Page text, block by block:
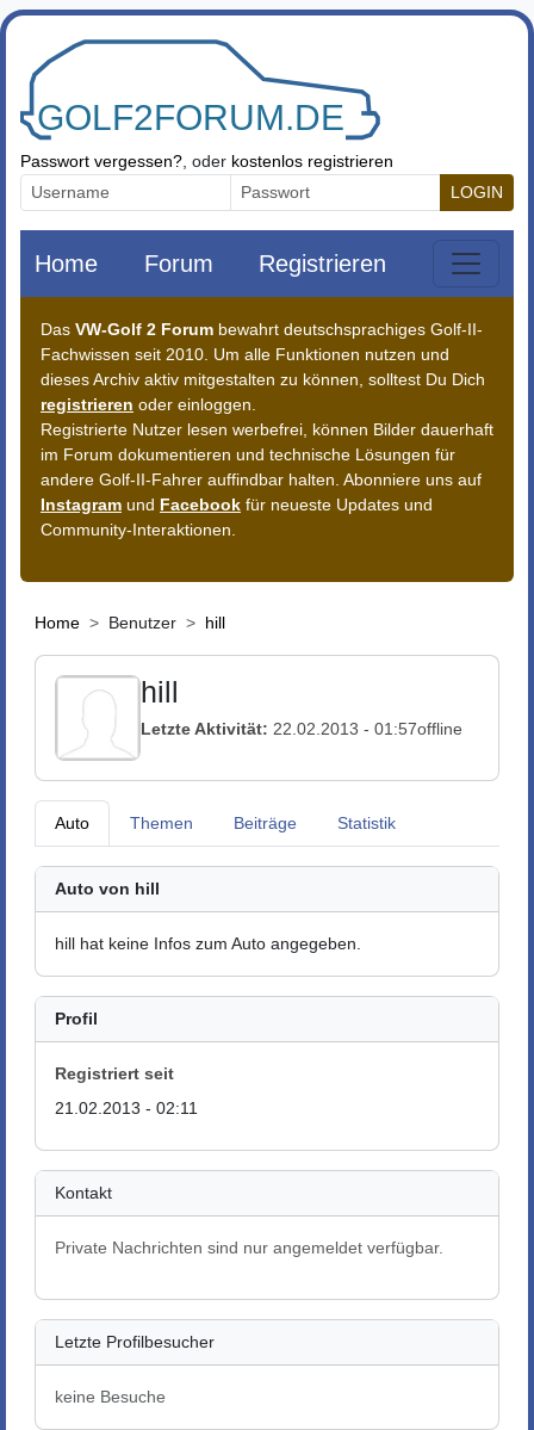
Zum Inhalt springen
Passwort vergessen? , oder kostenlos registrieren
LOGIN
Home Forum Registrieren
Das VW-Golf 2 Forum bewahrt deutschsprachiges Golf-II-
Fachwissen seit 2010. Um alle Funktionen nutzen und
dieses Archiv aktiv mitgestalten zu können, solltest Du Dich
registrieren oder einloggen.
Registrierte Nutzer lesen werbefrei, können Bilder dauerhaft
im Forum dokumentieren und technische Lösungen für
andere Golf-II-Fahrer auffindbar halten. Abonniere uns auf
Instagram und Facebook für neueste Updates und
Community-Interaktionen.
Home Benutzer hill
hill
Letzte Aktivität: 22.02.2013 - 01:57offline
Auto Themen Beiträge Statistik
Auto von hill
hill hat keine Infos zum Auto angegeben.
Profil
Registriert seit
21.02.2013 - 02:11
Kontakt
Private Nachrichten sind nur angemeldet verfügbar.
Letzte Profilbesucher
keine Besuche